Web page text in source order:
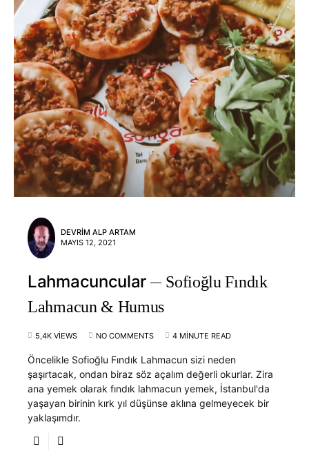
DEVRIM ALP ARTAM
MAYIS 12, 2021
Lahmacuncular
Sofioğlu Fındık
Lahmacun & Humus
5,4K VIEWS NO COMMENTS 4 MINUTE READ
Öncelikle Sofioğlu Fındık Lahmacun sizi neden
şaşırtacak, ondan biraz söz açalım değerli okurlar. Zira
ana yemek olarak fındık lahmacun yemek, İstanbul'da
yaşayan birinin kırk yıl düşünse aklına gelmeyecek bir
yaklaşımdır.